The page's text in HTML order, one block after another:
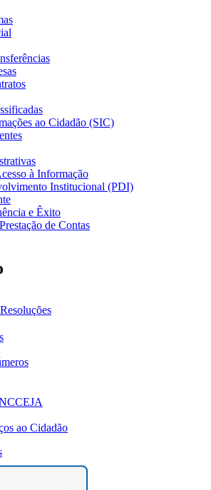
ao Cidadão (SIC)
à Informação
Institucional (PDI)
e Êxito
de Contas
ao Cidadão